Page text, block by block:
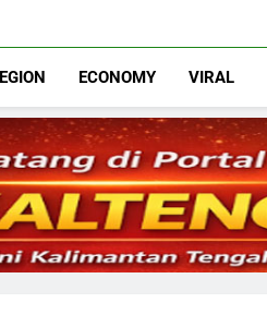
ECONOMY VIRAL